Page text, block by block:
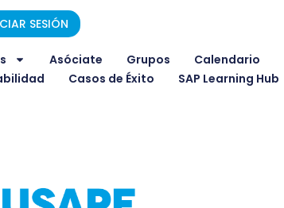
SESIÓN
Asóciate Grupos Calendario
Casos de Éxito SAP Learning Hub